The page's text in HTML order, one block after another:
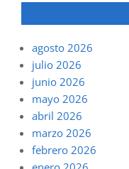
agosto 2026
julio 2026
junio 2026
mayo 2026
abril 2026
marzo 2026
febrero 2026